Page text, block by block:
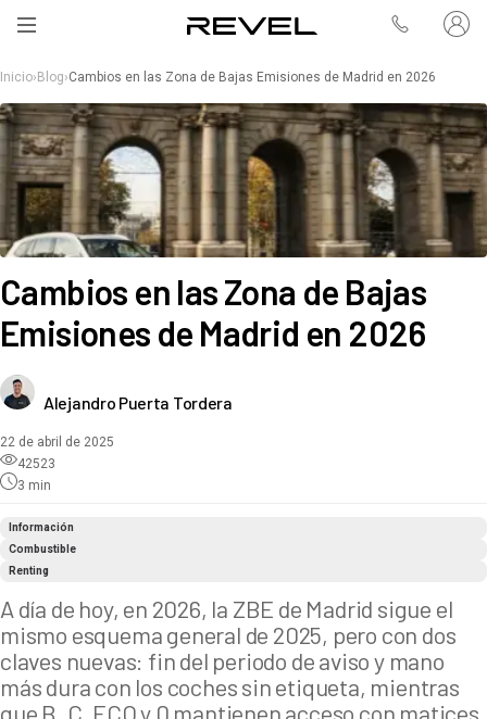
Inicio› Blog›Cambios en las Zona de Bajas Emisiones de Madrid en 2026
Cambios en las Zona de Bajas
Emisiones de Madrid en 2026
Alejandro Puerta Tordera
22 de abril de 2025
42523
3 min
Información
Combustible
Renting
A día de hoy, en 2026, la ZBE de Madrid sigue el
mismo esquema general de 2025, pero con dos
claves nuevas: fin del periodo de aviso y mano
más dura con los coches sin etiqueta, mientras
que B, C, ECO y 0 mantienen acceso con matices.